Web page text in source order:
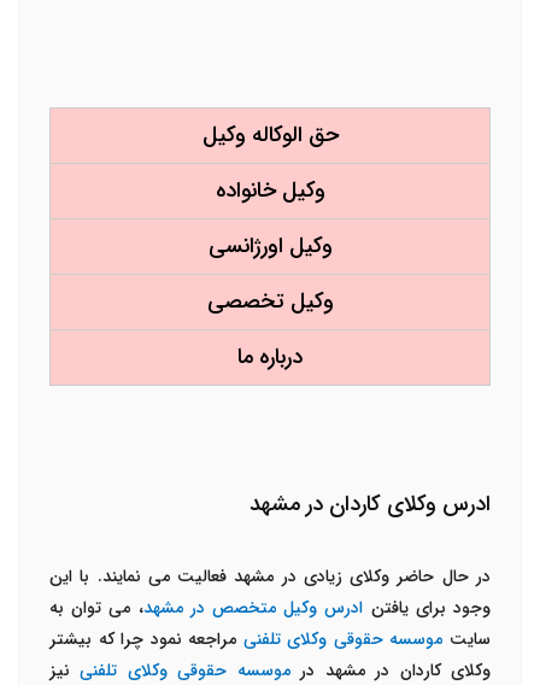
حق الوکاله وکیل
وکیل خانواده
وکیل اورژانسی
وکیل تخصصی
درباره ما
ادرس وکلای کاردان در مشهد
در حال حاضر وکلای زیادی در مشهد فعالیت می نمایند. با این
وجود برای یافتن ادرس وکیل متخصص در مشهد، می توان به
سایت موسسه حقوقی وکلای تلفنی مراجعه نمود چرا که بیشتر
وکلای کاردان در مشهد درموسسه حقوقی وکلای تلفنینیز